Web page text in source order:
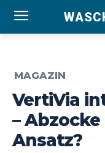
MAGAZIN
VertiVia
–
Ansatz?